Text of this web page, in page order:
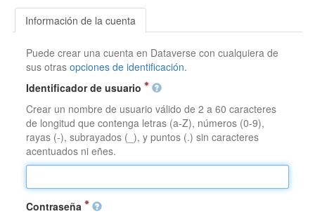
Información de la cuenta
Puede crear una cuenta en Dataverse con cualquiera de
sus otrasopciones de identificación.
Identificador de usuario
Crear un nombre de usuario válido de 2 a 60 caracteres
de longitud que contenga letras (a-Z), números (0-9),
rayas (-), subrayados (_), y puntos (.) sin caracteres
acentuados ni eñes.
Contraseña